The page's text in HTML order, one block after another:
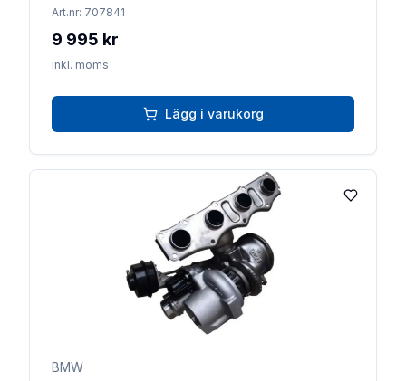
Art.nr: 707841
9 995 kr
inkl. moms
Lägg i varukorg
Lägg till
BMW